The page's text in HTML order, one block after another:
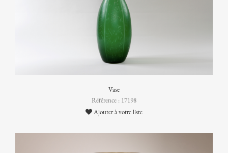
Vase
Référence : 17198
Ajouter à votre liste